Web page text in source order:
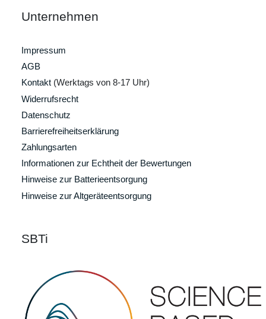
Unternehmen
Impressum
AGB
Kontakt (Werktags von 8-17 Uhr)
Widerrufsrecht
Datenschutz
Barrierefreiheitserklärung
Zahlungsarten
Informationen zur Echtheit der Bewertungen
Hinweise zur Batterieentsorgung
Hinweise zur Altgeräteentsorgung
SBTi